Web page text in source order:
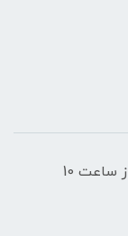
ساعات کاری فروشگاه _ شنبه تا چهارشنبه از ساعت 10